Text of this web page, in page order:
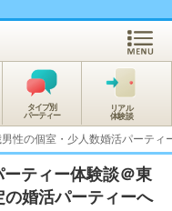
タイプ別
パーティー
リアル
体験談
性の個室・少人数婚活パーティ
ティー体験談＠東
婚活パーティーへ